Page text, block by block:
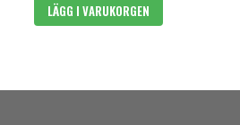
LÄGG I VARUKORGEN